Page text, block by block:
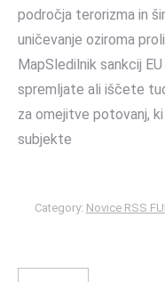
področja terorizma in
uničevanje oziroma
MapSledilnik sankcij
spremljate ali iščete
za omejitve potovanj,
subjekte
Category: Novice RSS